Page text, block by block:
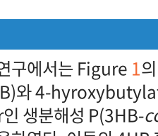
구에서는 Figure 1
와 4-
생분해성 P(3HB-